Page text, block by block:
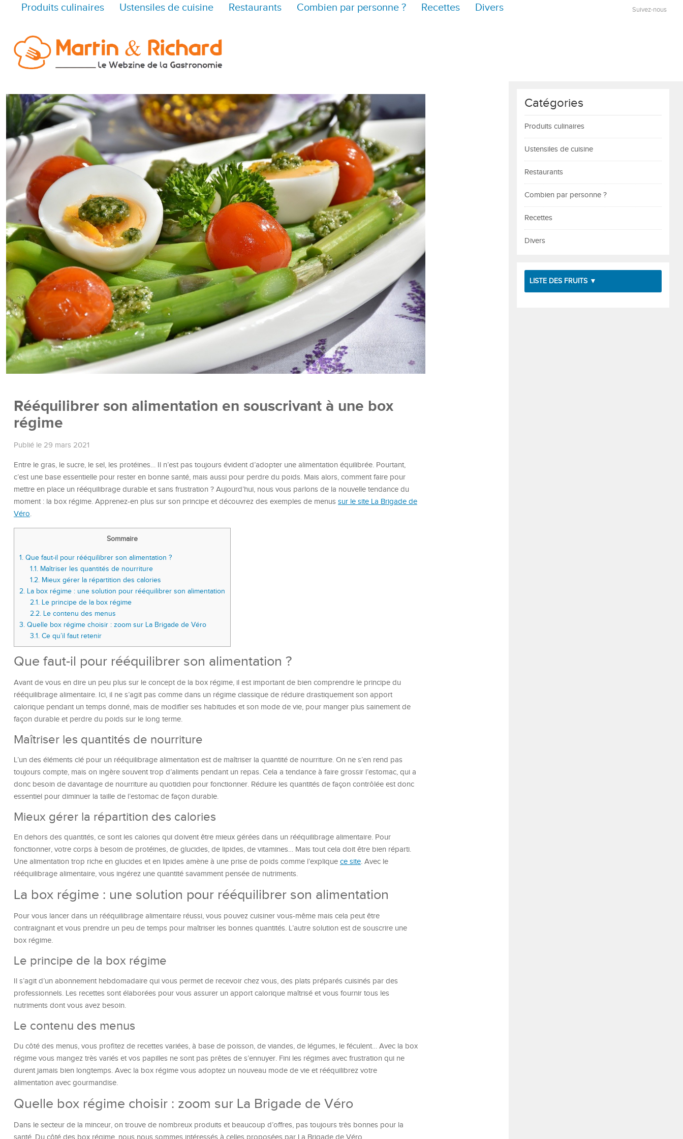
Produits culinaires Ustensiles de cuisine Restaurants Combien par personne ? Recettes Divers Suivez-nous
Rééquilibrer son alimentation en souscrivant à une box
régime
Publié le 29 mars 2021
Entre le gras, le sucre, le sel, les protéines… Il n’est pas toujours évident d’adopter une alimentation équilibrée. Pourtant,
c’est une base essentielle pour rester en bonne santé, mais aussi pour perdre du poids. Mais alors, comment faire pour
mettre en place un rééquilibrage durable et sans frustration ? Aujourd’hui, nous vous parlons de la nouvelle tendance du
moment : la box régime. Apprenez-en plus sur son principe et découvrez des exemples de menus sur le site La Brigade de
Véro.
Sommaire
1. Que faut-il pour rééquilibrer son alimentation ?
1.1. Maîtriser les quantités de nourriture
1.2. Mieux gérer la répartition des calories
2. La box régime : une solution pour rééquilibrer son alimentation
2.1. Le principe de la box régime
2.2. Le contenu des menus
3. Quelle box régime choisir : zoom sur La Brigade de Véro
3.1. Ce qu’il faut retenir
Que faut-il pour rééquilibrer son alimentation ?
Avant de vous en dire un peu plus sur le concept de la box régime, il est important de bien comprendre le principe du
rééquilibrage alimentaire. Ici, il ne s’agit pas comme dans un régime classique de réduire drastiquement son apport
calorique pendant un temps donné, mais de modifier ses habitudes et son mode de vie, pour manger plus sainement de
façon durable et perdre du poids sur le long terme.
Maîtriser les quantités de nourriture
L’un des éléments clé pour un rééquilibrage alimentation est de maîtriser la quantité de nourriture. On ne s’en rend pas
toujours compte, mais on ingère souvent trop d’aliments pendant un repas. Cela a tendance à faire grossir l’estomac, qui a
donc besoin de davantage de nourriture au quotidien pour fonctionner. Réduire les quantités de façon contrôlée est donc
essentiel pour diminuer la taille de l’estomac de façon durable.
Mieux gérer la répartition des calories
En dehors des quantités, ce sont les calories qui doivent être mieux gérées dans un rééquilibrage alimentaire. Pour
fonctionner, votre corps à besoin de protéines, de glucides, de lipides, de vitamines… Mais tout cela doit être bien réparti.
Une alimentation trop riche en glucides et en lipides amène à une prise de poids comme l’explique ce site. Avec le
rééquilibrage alimentaire, vous ingérez une quantité savamment pensée de nutriments.
La box régime : une solution pour rééquilibrer son alimentation
Pour vous lancer dans un rééquilibrage alimentaire réussi, vous pouvez cuisiner vous-même mais cela peut être
contraignant et vous prendre un peu de temps pour maîtriser les bonnes quantités. L’autre solution est de souscrire une
box régime.
Le principe de la box régime
Il s’agit d’un abonnement hebdomadaire qui vous permet de recevoir chez vous, des plats préparés cuisinés par des
professionnels. Les recettes sont élaborées pour vous assurer un apport calorique maîtrisé et vous fournir tous les
nutriments dont vous avez besoin.
Le contenu des menus
Du côté des menus, vous profitez de recettes variées, à base de poisson, de viandes, de légumes, le féculent… Avec la box
régime vous mangez très variés et vos papilles ne sont pas prêtes de s’ennuyer. Fini les régimes avec frustration qui ne
durent jamais bien longtemps. Avec la box régime vous adoptez un nouveau mode de vie et rééquilibrez votre
alimentation avec gourmandise.
Quelle box régime choisir : zoom sur La Brigade de Véro
Dans le secteur de la minceur, on trouve de nombreux produits et beaucoup d’offres, pas toujours très bonnes pour la
santé. Du côté des box régime, nous nous sommes intéressés à celles proposées par La Brigade de Véro.
Catégories
Produits culinaires
Ustensiles de cuisine
Restaurants
Combien par personne ?
Recettes
Divers
LISTE DES FRUITS ▼